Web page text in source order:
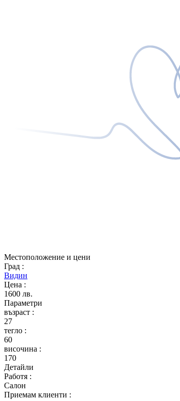
Местоположение и цени
Град :
Видин
Цена :
1600 лв.
Параметри
възраст :
27
тегло :
60
височина :
170
Детайли
Работя :
Салон
Приемам клиенти :